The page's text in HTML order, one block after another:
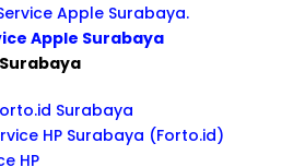
Apple Surabaya.
Apple Surabaya
Surabaya
HP Surabaya (Forto.id)
HP